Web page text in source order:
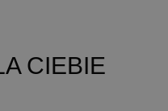
CIEBIE